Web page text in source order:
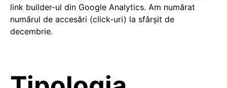
link builder-ul din Google Analytics. Am numărat
numărul de accesări (click-uri) la sfârșit de
decembrie.